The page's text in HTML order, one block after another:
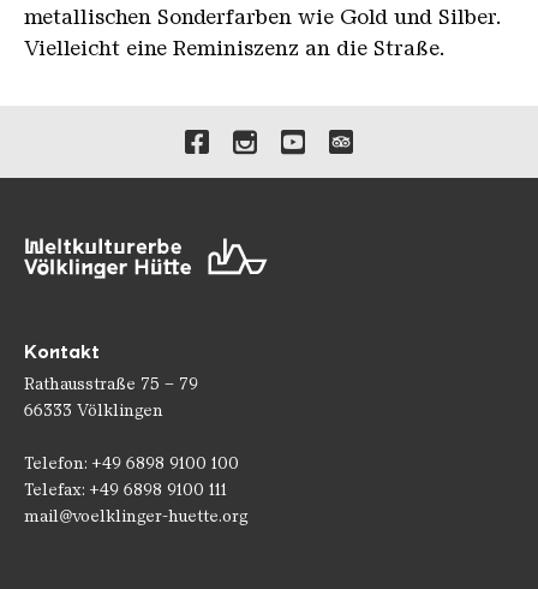
metallischen Sonderfarben wie Gold und Silber.
Vielleicht eine Reminiszenz an die Straße.
Verlinkungen zu unseren
Kontakt
Rathausstraße 75 – 79
66333 Völklingen
Telefon: +49 6898 9100 100
Telefax: +49 6898 9100 111
mail@voelklinger-huette.org